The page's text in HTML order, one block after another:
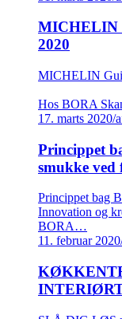
MICHELIN
2020
MICHELIN
Hos BORA
17. marts 2020/
Princippet
smukke ved
Princippet bag
Innovation og
BORA…
11. februar 2020